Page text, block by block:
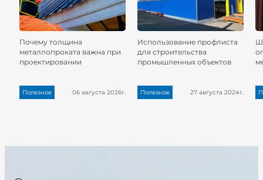
Почему толщина
металлопроката важна при
проектировании
Полезное 06 августа 2026г.
Использование профлиста
для строительства
промышленных объектов
Полезное 27 августа 2024г.